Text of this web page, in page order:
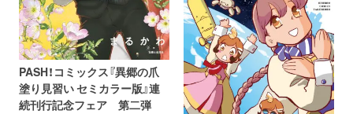
PASH！コミックス『異郷の爪
塗り見習い セミカラー版』連
続刊行記念フェア 第二弾